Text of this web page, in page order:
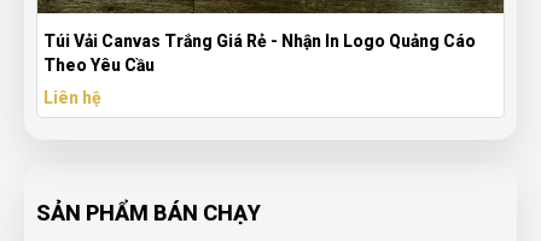
Canvas Trắng Giá Rẻ - Nhận In Logo Quảng Cáo
Cầu
Ô Dù Cầm
SẢN PHẨM BÁN CHẠY